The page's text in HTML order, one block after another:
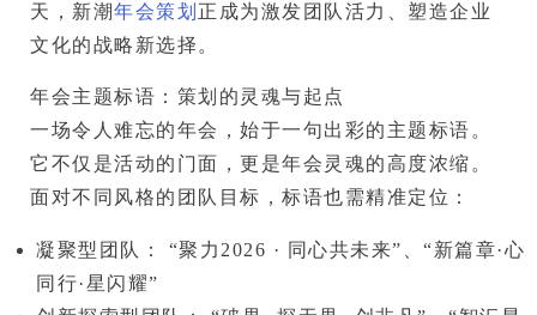
天，新潮年会策划 正成为激发团队活力、塑造企业
文化的战略新选择。
年会主题标语：策划的灵魂与起点
一场令人难忘的年会， 始于一句出彩的主题标语。
它不仅是活动的门面，更是年会灵魂的高度浓缩。
面对不同风格的团队目标，标语也需精准定位：
凝聚型团队：
“聚力2026 · 同心共未来”、“新篇章·心
同行·星闪耀”